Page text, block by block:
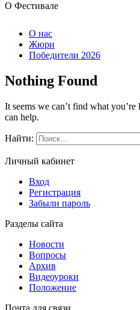
О Фестивале
О нас
Жюри
Победители 2026
Nothing Found
It seems we can’t find what
can help.
Найти:
Личный кабинет
Вход
Регистрация
Забыли пароль
Разделы сайта
Новости
Вопросы
Архив
Видеоуроки
Положение
Почта для связи